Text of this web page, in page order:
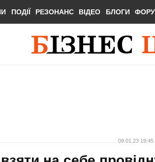
ПОДІЇ РЕЗОНАНС ВІДЕО БЛОГИ
09.01.23 19:45